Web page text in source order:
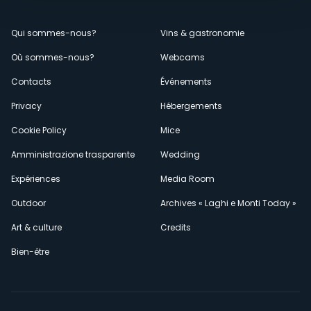
Menù
secondario
Qui sommes-nous?
Où sommes-nous?
Contacts
Privacy
Cookie Policy
Amministrazione trasparente
Expériences
Outdoor
Art & culture
Bien-être
Vins & gastronomie
Webcams
Événements
Hébergements
Mice
Wedding
Media Room
Archives « Laghi e Monti Today »
Credits